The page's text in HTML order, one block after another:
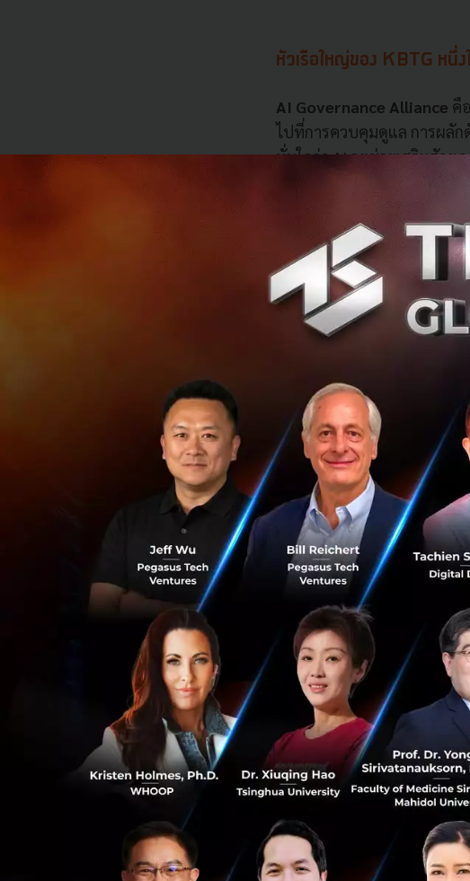
0
หัวเรือใหญ่ของ KBTG หนึ่ง
AI Governance Alliance คื
ไปที่การควบคุมดูแล การผลั
มั่นใจว่า AI จะช่วยเสริมศักย
โดยจะทำงานร่วมกับทีมต่าง
เงินและการเงินการคลัง สุ
ห่วงโซ่อุปทาน เพื่อใช้ประโ
“ผมรู้สึกตื่นเต้นที่ได้เป็นส่วน
ของ World Economic
ผลกระทบที่ครอบคลุม เพื่อค
Linkedin ส่วนตัว
Forbes Business Councils
ของธุรกิจที่มีความน่าเชื่อถือ
อยู่ในธุรกิจที่มีรายได้
และต้องได้รับการตรวจสอบ
ในฐานะสมาชิกจะมีสิทธิ์เข้
ประสบความสำเร็จคนอื่นๆ
ธุรกิจและความร่วมมือใหม่ๆ
ตามข้อมูลจาก Forbes ระบุ
ธนาคารกสิกรไทย ซึ่งเป็นห
ใต้ ได้ก้าวขึ้นสู่ตำแหน่งผู้บริห
เจ้าหน้าที่บริหาร โดยเขารั
คน ใน 4 ประเทศ ได้แก่ ไทย
สหรัฐ
นอกจากบทบาทใน KBTG แ